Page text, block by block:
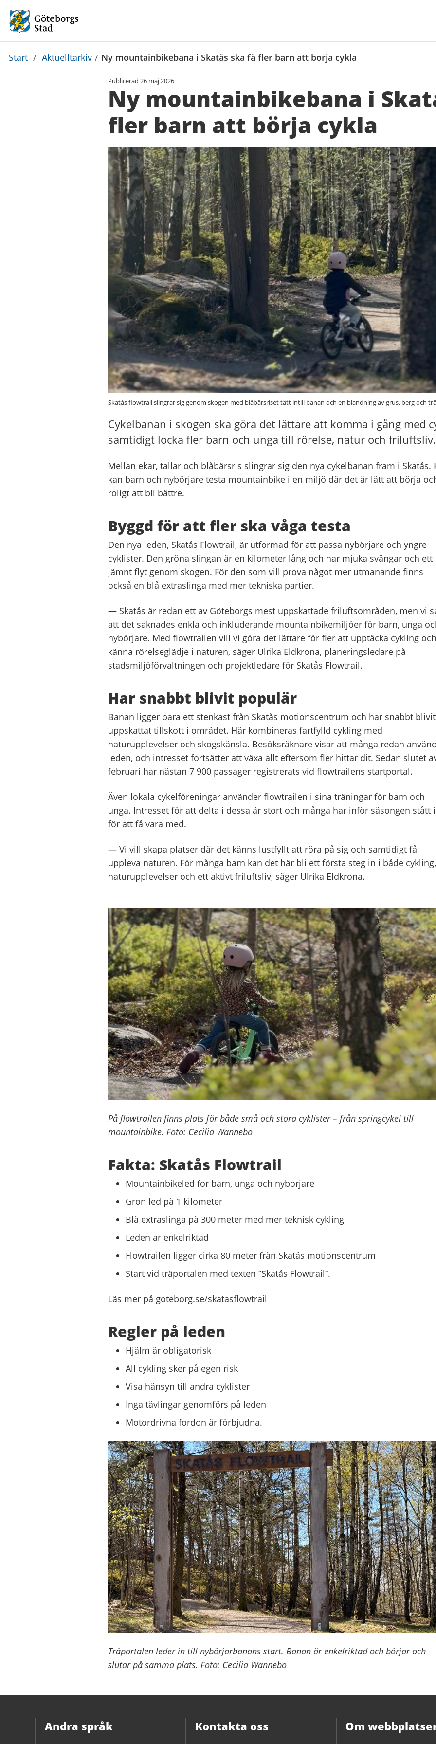
Du
Start / Aktuelltarkiv / Ny mountainbikebana i Skatås ska få fler barn att börja cykla
Publicerad 26 maj 2026
Ny mountainbikebana i
fler barn att börja cykla
Skatås flowtrail slingrar sig genom skogen med blåbärsriset tätt intill banan och en blandning av grus, berg och
Cykelbanan i skogen ska göra det lättare att komma i gång med
samtidigt locka fler barn och unga till rörelse, natur och friluftsliv.
Mellan ekar, tallar och blåbärsris slingrar sig den nya cykelbanan fram i Skatås.
kan barn och nybörjare testa mountainbike i en miljö där det är lätt att börja
roligt att bli bättre.
Byggd för att fler ska våga testa
Den nya leden, Skatås Flowtrail, är utformad för att passa nybörjare och yngre
cyklister. Den gröna slingan är en kilometer lång och har mjuka svängar och ett
jämnt flyt genom skogen. För den som vill prova något mer utmanande finns
också en blå extraslinga med mer tekniska partier.
— Skatås är redan ett av Göteborgs mest uppskattade friluftsområden, men vi
att det saknades enkla och inkluderande mountainbikemiljöer för barn, unga
nybörjare. Med flowtrailen vill vi göra det lättare för fler att upptäcka cykling och
känna rörelseglädje i naturen, säger Ulrika Eldkrona, planeringsledare på
stadsmiljöförvaltningen och projektledare för Skatås Flowtrail.
Har snabbt blivit populär
Banan ligger bara ett stenkast från Skatås motionscentrum och har snabbt
uppskattat tillskott i området. Här kombineras fartfylld cykling med
naturupplevelser och skogskänsla. Besöksräknare visar att många redan
leden, och intresset fortsätter att växa allt eftersom fler hittar dit. Sedan slutet
februari har nästan 7 900 passager registrerats vid flowtrailens startportal.
Även lokala cykelföreningar använder flowtrailen i sina träningar för barn och
unga. Intresset för att delta i dessa är stort och många har inför säsongen stått
för att få vara med.
— Vi vill skapa platser där det känns lustfyllt att röra på sig och samtidigt få
uppleva naturen. För många barn kan det här bli ett första steg in i både cykling,
naturupplevelser och ett aktivt friluftsliv, säger Ulrika Eldkrona.
På flowtrailen finns plats för både små och stora cyklister – från springcykel till
mountainbike. Foto: Cecilia Wannebo
Fakta: Skatås Flowtrail
Mountainbikeled för barn, unga och nybörjare
Grön led på 1 kilometer
Blå extraslinga på 300 meter med mer teknisk cykling
Leden är enkelriktad
Flowtrailen ligger cirka 80 meter från Skatås motionscentrum
Start vid träportalen med texten ”Skatås Flowtrail”.
Läs mer på goteborg.se/skatasflowtrail
Regler på leden
Hjälm är obligatorisk
All cykling sker på egen risk
Visa hänsyn till andra cyklister
Inga tävlingar genomförs på leden
Motordrivna fordon är förbjudna.
Träportalen leder in till nybörjarbanans start. Banan är enkelriktad och börjar och
slutar på samma plats. Foto: Cecilia Wannebo
Andra språk Kontakta oss Om